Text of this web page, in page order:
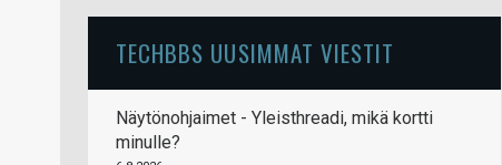
TECHBBS UUSIMMAT VIESTIT
Näytönohjaimet - Yleisthreadi, mikä kortti
minulle?